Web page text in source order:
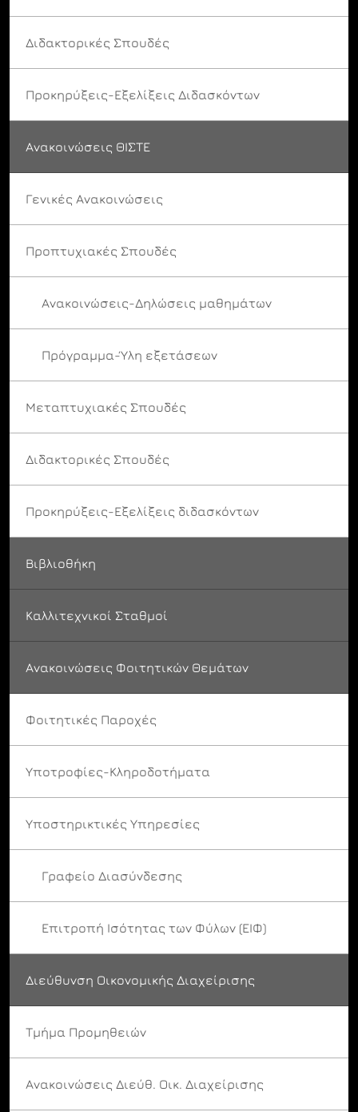
Διδακτορικές Σπουδές
Προκηρύξεις-Εξελίξεις Διδασκόντων
Ανακοινώσεις ΘΙΣΤΕ
Γενικές Ανακοινώσεις
Προπτυχιακές Σπουδές
Ανακοινώσεις-Δηλώσεις μαθημάτων
Πρόγραμμα-Ύλη εξετάσεων
Μεταπτυχιακές Σπουδές
Διδακτορικές Σπουδές
Προκηρύξεις-Εξελίξεις διδασκόντων
Βιβλιοθήκη
Καλλιτεχνικοί Σταθμοί
Ανακοινώσεις Φοιτητικών Θεμάτων
Φοιτητικές Παροχές
Υποτροφίες-Κληροδοτήματα
Υποστηρικτικές Υπηρεσίες
Γραφείο Διασύνδεσης
Επιτροπή Ισότητας των Φύλων (ΕΙΦ)
Διεύθυνση Οικονομικής Διαχείρισης
Τμήμα Προμηθειών
Ανακοινώσεις Διεύθ. Οικ. Διαχείρισης